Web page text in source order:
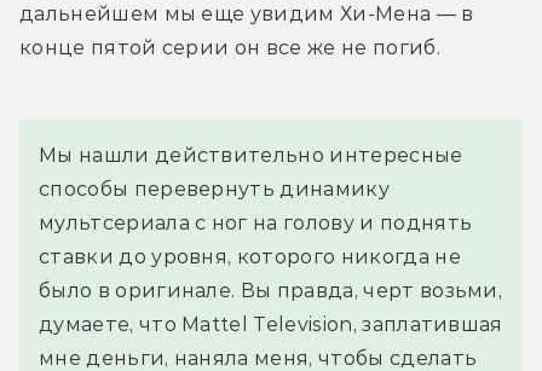
дальнейшем мы еще увидим Хи-Мена — в
конце пятой серии он все же не погиб.
Мы нашли действительно интересные
способы перевернуть динамику
мультсериала с ног на голову и поднять
ставки до уровня, которого никогда не
было в оригинале. Вы правда, черт возьми,
думаете, что Mattel Television, заплатившая
мне деньги, наняла меня, чтобы сделать